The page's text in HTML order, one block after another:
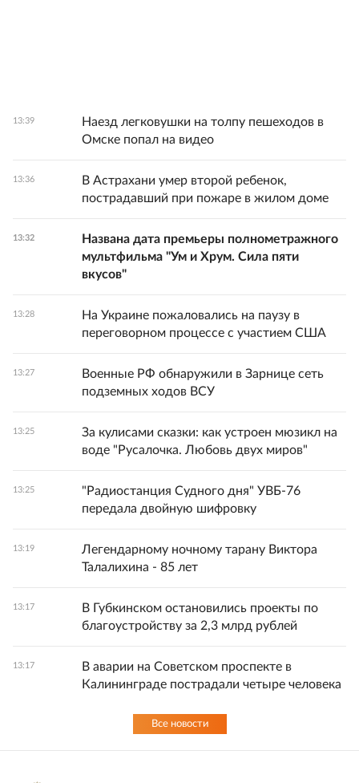
13:39
Наезд легковушки на толпу пешеходов в
Омске попал на видео
13:36
В Астрахани умер второй ребенок,
пострадавший при пожаре в жилом доме
13:32
Названа дата премьеры полнометражного
мультфильма "Ум и Хрум. Сила пяти
вкусов"
13:28
На Украине пожаловались на паузу в
переговорном процессе с участием США
13:27
Военные РФ обнаружили в Зарнице сеть
подземных ходов ВСУ
13:25
За кулисами сказки: как устроен мюзикл на
воде "Русалочка. Любовь двух миров"
13:25
"Радиостанция Судного дня" УВБ-76
передала двойную шифровку
13:19
Легендарному ночному тарану Виктора
Талалихина - 85 лет
13:17
В Губкинском остановились проекты по
благоустройству за 2,3 млрд рублей
13:17
В аварии на Советском проспекте в
Калининграде пострадали четыре человека
Все новости